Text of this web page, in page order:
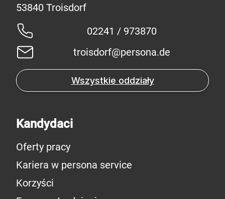
02241 / 973870
troisdorf@persona.de
Wszystkie oddziały
Kandydaci
Oferty pracy
Kariera w persona service
Korzyści